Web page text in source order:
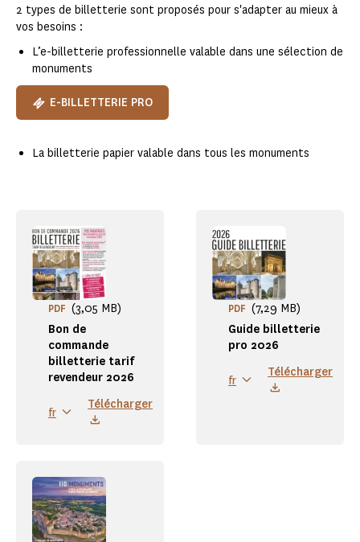
2 types de billetterie sont proposés pour s'adapter au mieux à
vos besoins :
L’e-billetterie professionnelle valable dans une sélection de
monuments​
E-BILLETTERIE PRO
La billetterie papier valable dans tous les monuments​
Bon de
commande
billetterie tarif
revendeur 2026
PDF (3,05 MB)
fr
Télécharger
Guide billetterie
pro 2026
PDF (7,29 MB)
fr
Télécharger